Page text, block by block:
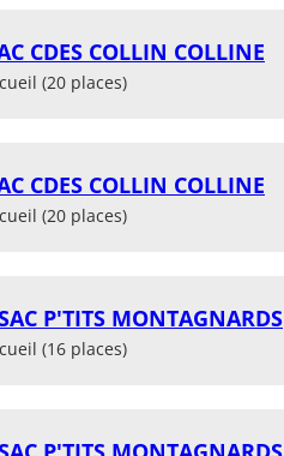
CDES COLLIN COLLINE
(20 places)
CDES COLLIN COLLINE
(20 places)
P'TITS MONTAGNARDS
(16 places)